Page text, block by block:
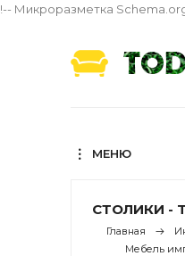
!-- Микроразметка
МЕНЮ
СТОЛИКИ -
Главная
Мебель